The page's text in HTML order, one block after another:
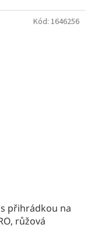
s přihrádkou na
růžová
Kód: 1646256